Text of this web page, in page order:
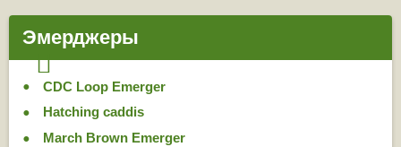
Эмерджеры
CDC Loop Emerger
Hatching caddis
March Brown Emerger